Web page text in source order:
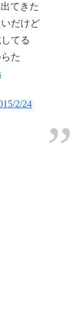
てきた
だけど
てる
た
2/24